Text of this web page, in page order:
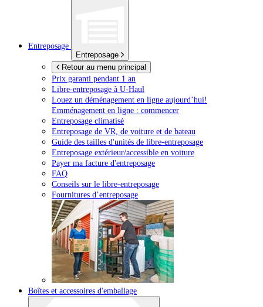
Entreposage
Entreposage
Retour au menu principal
Prix garanti pendant 1 an
Libre-entreposage à U-Haul
Louez un déménagement en ligne aujourd’hui!
Emménagement en ligne : commencer
Entreposage climatisé
Entreposage de VR, de voiture et de bateau
Guide des tailles d'unités de libre-entreposage
Entreposage extérieur/accessible en voiture
Payer ma facture d'entreposage
FAQ
Conseils sur le libre-entreposage
Fournitures d’entreposage
Boîtes et accessoires d'emballage